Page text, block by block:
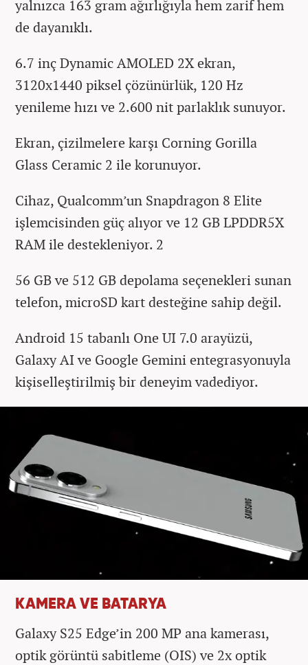
yalnızca 163 gram ağırlığıyla hem zarif hem
de dayanıklı.
6.7 inç Dynamic AMOLED 2X ekran,
3120x1440 piksel çözünürlük, 120 Hz
yenileme hızı ve 2.600 nit parlaklık sunuyor.
Ekran, çizilmelere karşı Corning Gorilla
Glass Ceramic 2 ile korunuyor.
Cihaz, Qualcomm’un Snapdragon 8 Elite
işlemcisinden güç alıyor ve 12 GB LPDDR5X
RAM ile destekleniyor. 2
56 GB ve 512 GB depolama seçenekleri sunan
telefon, microSD kart desteğine sahip değil.
Android 15 tabanlı One UI 7.0 arayüzü,
Galaxy AI ve Google Gemini entegrasyonuyla
kişiselleştirilmiş bir deneyim vadediyor.
KAMERA VE BATARYA
Galaxy S25 Edge’in 200 MP ana kamerası,
optik görüntü sabitleme (OIS) ve 2x optik